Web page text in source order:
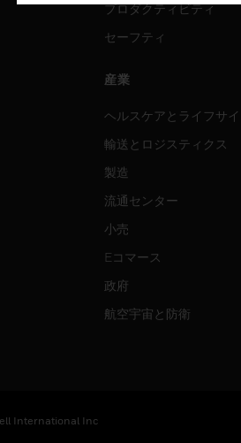
プロダクティビティ
セーフティ
産業
ヘルスケアとライフサ
輸送とロジスティクス
製造
流通センター
小売
Eコマース
政府
航空宇宙と防衛
International Inc